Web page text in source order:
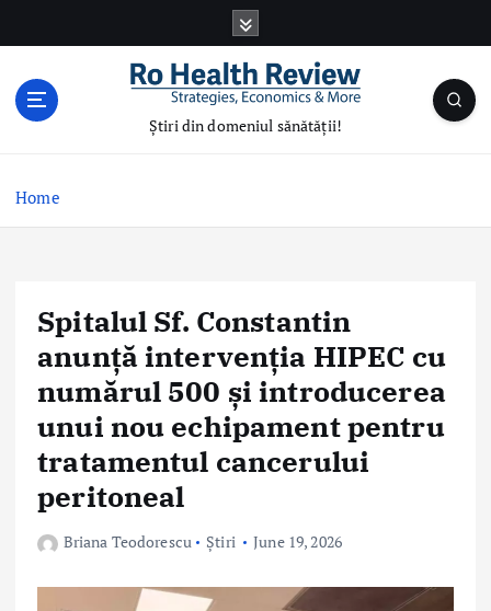
Știri din domeniul sănătății!
Home
Spitalul Sf. Constantin
anunță intervenția HIPEC cu
numărul 500 și introducerea
unui nou echipament pentru
tratamentul cancerului
peritoneal
Briana Teodorescu Știri June 19, 2026